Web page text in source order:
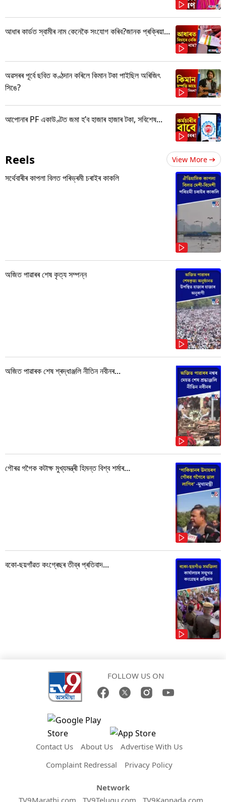
আধাৰ কাৰ্ডত স্বামীৰ নাম কেনেকৈ সংযোগ কৰিব?জানক প্ৰক্ৰিয়া...
অৱসৰৰ পূৰ্বে ছবিত কণ্ঠদান কৰিলে কিমান টকা পাইছিল অৰিজিৎ
সিঙে?
আপোনাৰ PF একাউণ্টত জমা হ’ব হাজাৰ হাজাৰ টকা, সবিশেষ...
Reels View More
সৰ্থেবাৰীৰ কাপলা বিলত পৰিভ্ৰমী চৰাইৰ কাকলি
অজিত পাৱাৰৰ শেষ কৃত্য সম্পন্ন
অজিত পাৱাৰক শেষ শ্ৰদ্ধাঞ্জলি নীতিন নবীনৰ...
গৌৰৱ গগৈক কটাক্ষ মুখ্যমন্ত্ৰী হিমন্ত বিশ্ব শৰ্মাৰ...
বকো-ছয়গাঁৱত কংগ্ৰেছৰ তীব্ৰ প্ৰতিবাদ...
FOLLOW US ON
Contact Us About Us
Advertise With Us
Complaint Redressal
Privacy Policy
Network
TV9Marathi.com
TV9Telugu.com TV9Kannada.com